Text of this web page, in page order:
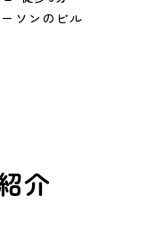
ソンのビル
介